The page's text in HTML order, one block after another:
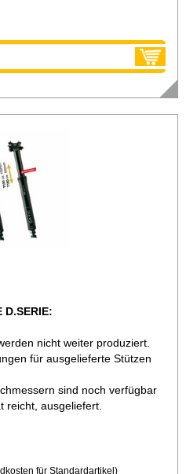
D.SERIE:
nicht weiter produziert.
für ausgelieferte Stützen
sind noch verfügbar
reicht, ausgeliefert.
für Standardartikel)